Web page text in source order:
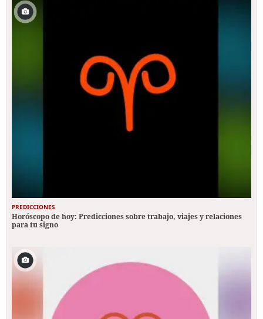
PREDICCIONES
Horóscopo de hoy: Predicciones sobre trabajo, viajes y relaciones
para tu signo